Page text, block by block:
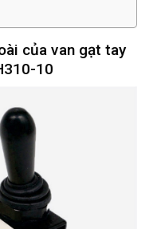
của van gạt tay
10